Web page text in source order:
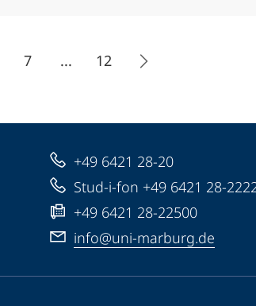
7 ... 12
+49 6421 28-20
Stud-i-fon +49 6421 28-
+49 6421 28-22500
info@uni-marburg.de